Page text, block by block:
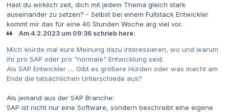
Hast du wirklich zeit, dich mit jedem Thema gleich stark
auseinander zu setzen? - Selbst bei einem Fullstack Entwickler
kommt mir das für eine 40 Stunden Woche arg viel vor.
Am 4.2.2023 um 09:36 schrieb here:
Mich würde mal eure Meinung dazu interessieren, wo und warum
ihr pro SAP oder pro "normale" Entwicklung seid.
Als SAP Entwickler .... Gibt es größere Hürden oder was macht am
Ende die tatsächlichen Unterschiede aus?
Als jemand aus der SAP Branche:
SAP ist nicht nur eine Software, sondern beschreibt eine eigene